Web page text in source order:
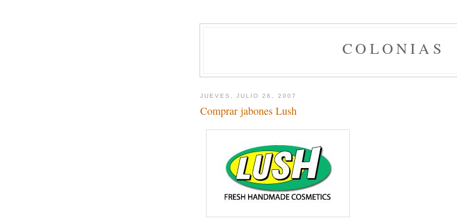
COLONIAS
JUEVES, JULIO 26, 2007
Comprar jabones Lush